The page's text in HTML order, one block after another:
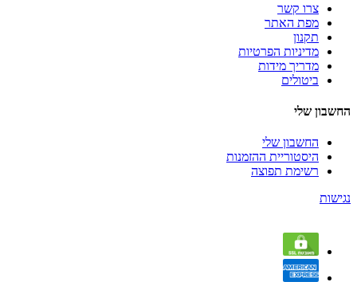
צרו קשר
מפת האתר
תקנון
מדיניות הפרטיות
מדריך מידות
ביטולים
החשבון שלי
החשבון שלי
היסטוריית ההזמנות
רשימת תפוצה
נגישות